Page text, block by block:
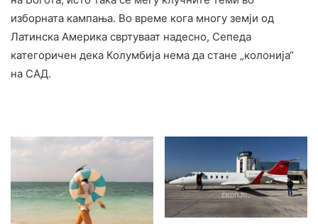
изборната кампања. Во време кога многу земји од
Латинска Америка свртуваат надесно, Сепеда
категоричен дека Колумбија нема да стане „колонија“
на САД.